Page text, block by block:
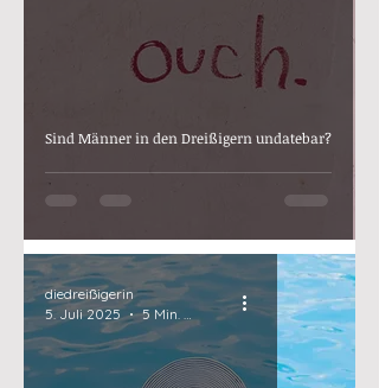
Sind Männer in den Dreißigern undatebar?
diedreißigerin
5. Juli 2025
5 Min. Lesezeit